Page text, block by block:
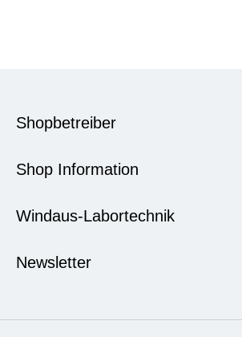
Shopbetreiber
Shop Information
Windaus-Labortechnik
Newsletter